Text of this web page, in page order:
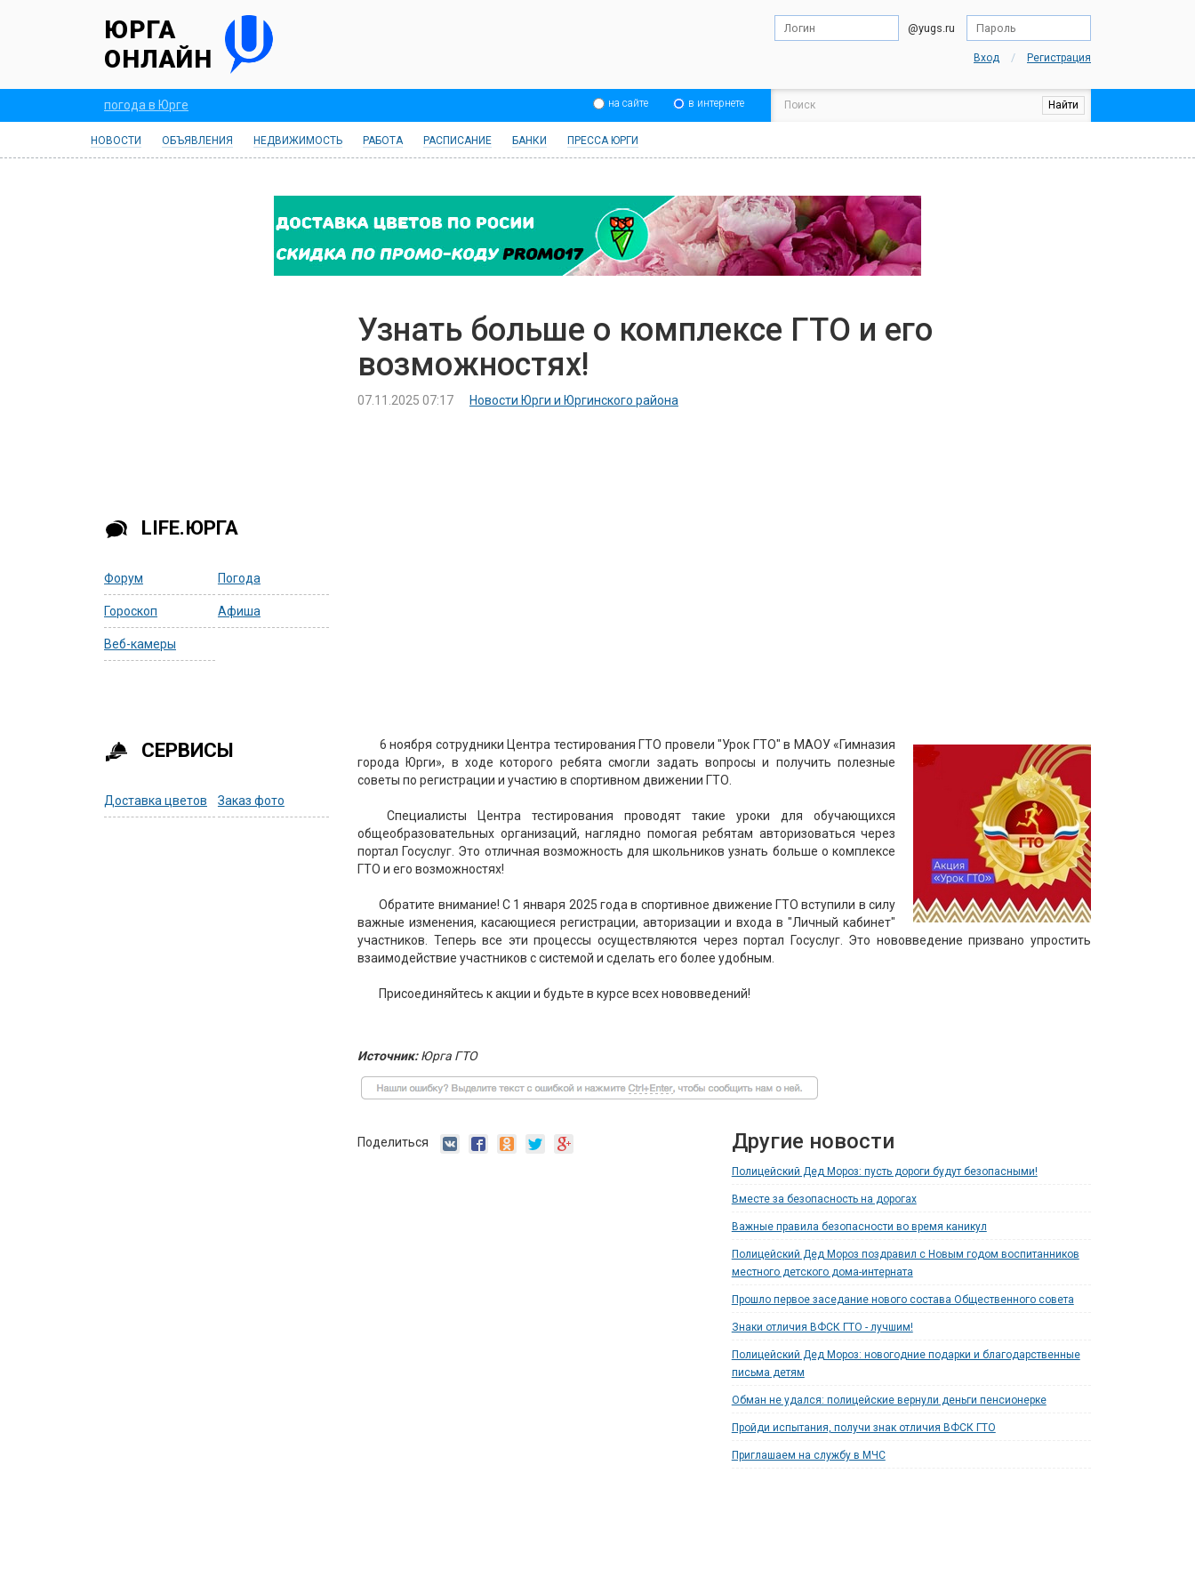
ЮРГА
ОНЛАЙН
@yugs.ru
Вход / Регистрация
погода в Юрге на сайте в интернете
НОВОСТИ ОБЪЯВЛЕНИЯ НЕДВИЖИМОСТЬ РАБОТА РАСПИСАНИЕ БАНКИ ПРЕССА ЮРГИ
LIFE.ЮРГА
Форум Погода
Гороскоп Афиша
Веб-камеры
СЕРВИСЫ
Доставка цветов Заказ фото
Узнать больше о комплексе ГТО и его
возможностях!
07.11.2025 07:17 Новости Юрги и Юргинского района
6 ноября сотрудники Центра тестирования ГТО провели "Урок ГТО" в МАОУ «Гимназия
города Юрги», в ходе которого ребята смогли задать вопросы и получить полезные
советы по регистрации и участию в спортивном движении ГТО.
Специалисты Центра тестирования проводят такие уроки для обучающихся
общеобразовательных организаций, наглядно помогая ребятам авторизоваться через
портал Госуслуг. Это отличная возможность для школьников узнать больше о комплексе
ГТО и его возможностях!
Обратите внимание! С 1 января 2025 года в спортивное движение ГТО вступили в силу
важные изменения, касающиеся регистрации, авторизации и входа в "Личный кабинет"
участников. Теперь все эти процессы осуществляются через портал Госуслуг. Это нововведение призвано упростить
взаимодействие участников с системой и сделать его более удобным.
Присоединяйтесь к акции и будьте в курсе всех нововведений!
Источник:Юрга ГТО
Поделиться Другие новости
Полицейский Дед Мороз: пусть дороги будут безопасными!
Вместе за безопасность на дорогах
Важные правила безопасности во время каникул
Полицейский Дед Мороз поздравил с Новым годом воспитанников
местного детского дома-интерната
Прошло первое заседание нового состава Общественного совета
Знаки отличия ВФСК ГТО - лучшим!
Полицейский Дед Мороз: новогодние подарки и благодарственные
письма детям
Обман не удался: полицейские вернули деньги пенсионерке
Пройди испытания, получи знак отличия ВФСК ГТО
Приглашаем на службу в МЧС